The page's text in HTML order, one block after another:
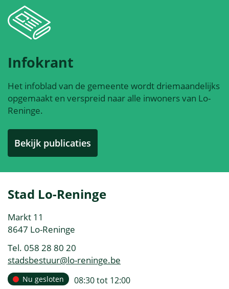
Infokrant
Het infoblad van de gemeente wordt driemaandelijks
opgemaakt en verspreid naar alle inwoners van Lo-
Reninge.
Bekijk publicaties
Contact
&
openingsuren
Stad Lo-Reninge
Adres
Markt 11
,8647 Lo-Reninge
Tel. 058 28 80 20
E-
mail
stadsbestuur@lo-reninge.be
Openingsuren
Vandaag
Nu gesloten
open
08:30tot 12:00